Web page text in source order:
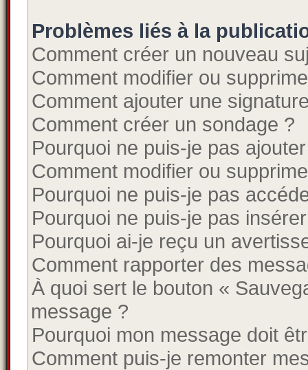
Problèmes liés à la
Comment créer un nouveau
Comment modifier ou
Comment ajouter une
Comment créer un sondage ?
Pourquoi ne puis-je pas
Comment modifier ou
Pourquoi ne puis-je pas
Pourquoi ne puis-je pas
Pourquoi ai-je reçu un
Comment rapporter des
À quoi sert le bouton «
message ?
Pourquoi mon message doit
Comment puis-je remonter